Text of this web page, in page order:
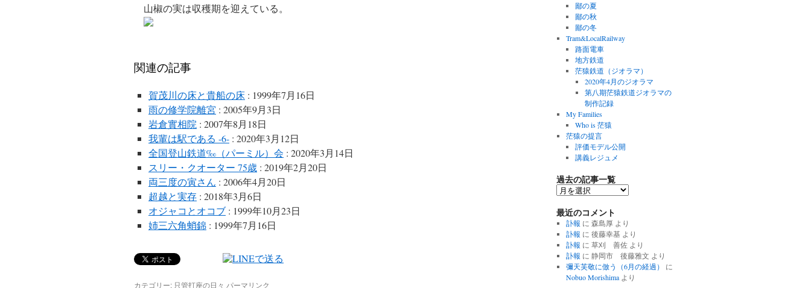
山椒の実は収穫期を迎えている。
関連の記事
賀茂川の床と貴船の床 : 1999年7月16日
雨の修学院離宮 : 2005年9月3日
岩倉實相院 : 2007年8月18日
我輩は駅である -6- : 2020年3月12日
全国登山鉄道‰（パーミル）会 : 2020年3月14日
スリー・クオーター 75歳 : 2019年2月20日
両三度の寅さん : 2006年4月20日
超越と実存 : 2018年3月6日
オジャコとオコブ : 1999年10月23日
姉三六角蛸錦 : 1999年7月16日
カテゴリー: 只管打座の日々 パーマリンク
鄙の夏
鄙の秋
鄙の冬
Tram&LocalRailway
路面電車
地方鉄道
茫猿鉄道（ジオラマ）
2020年4月のジオラマ
第八期茫猿鉄道ジオラマの
制作記録
My Families
Who is 茫猿
茫猿の提言
評価モデル公開
講義レジュメ
過去の記事一覧
過
の
記
事
一
覧
最近のコメント
訃報 に 森島厚より
訃報 に 後藤幸基 より
訃報 に 草刈 善佐より
訃報 に 静岡市 後藤雅文 より
彌天芙敬に倣う（6月の経過）
に
Nobuo Morishimaより